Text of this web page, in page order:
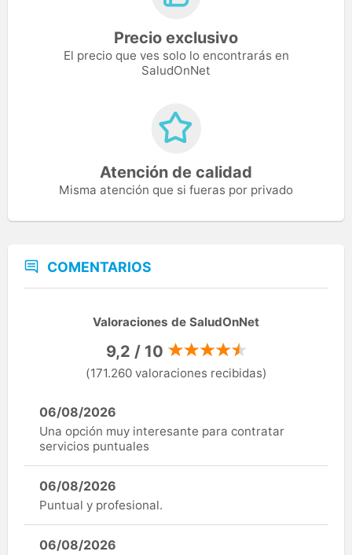
Precio exclusivo
El precio que ves solo lo encontrarás en
SaludOnNet
Atención de calidad
Misma atención que si fueras por privado
COMENTARIOS
Valoraciones de SaludOnNet
9,2 / 10
(171.260 valoraciones recibidas)
06/08/2026
Una opción muy interesante para contratar
servicios puntuales
06/08/2026
Puntual y profesional.
06/08/2026